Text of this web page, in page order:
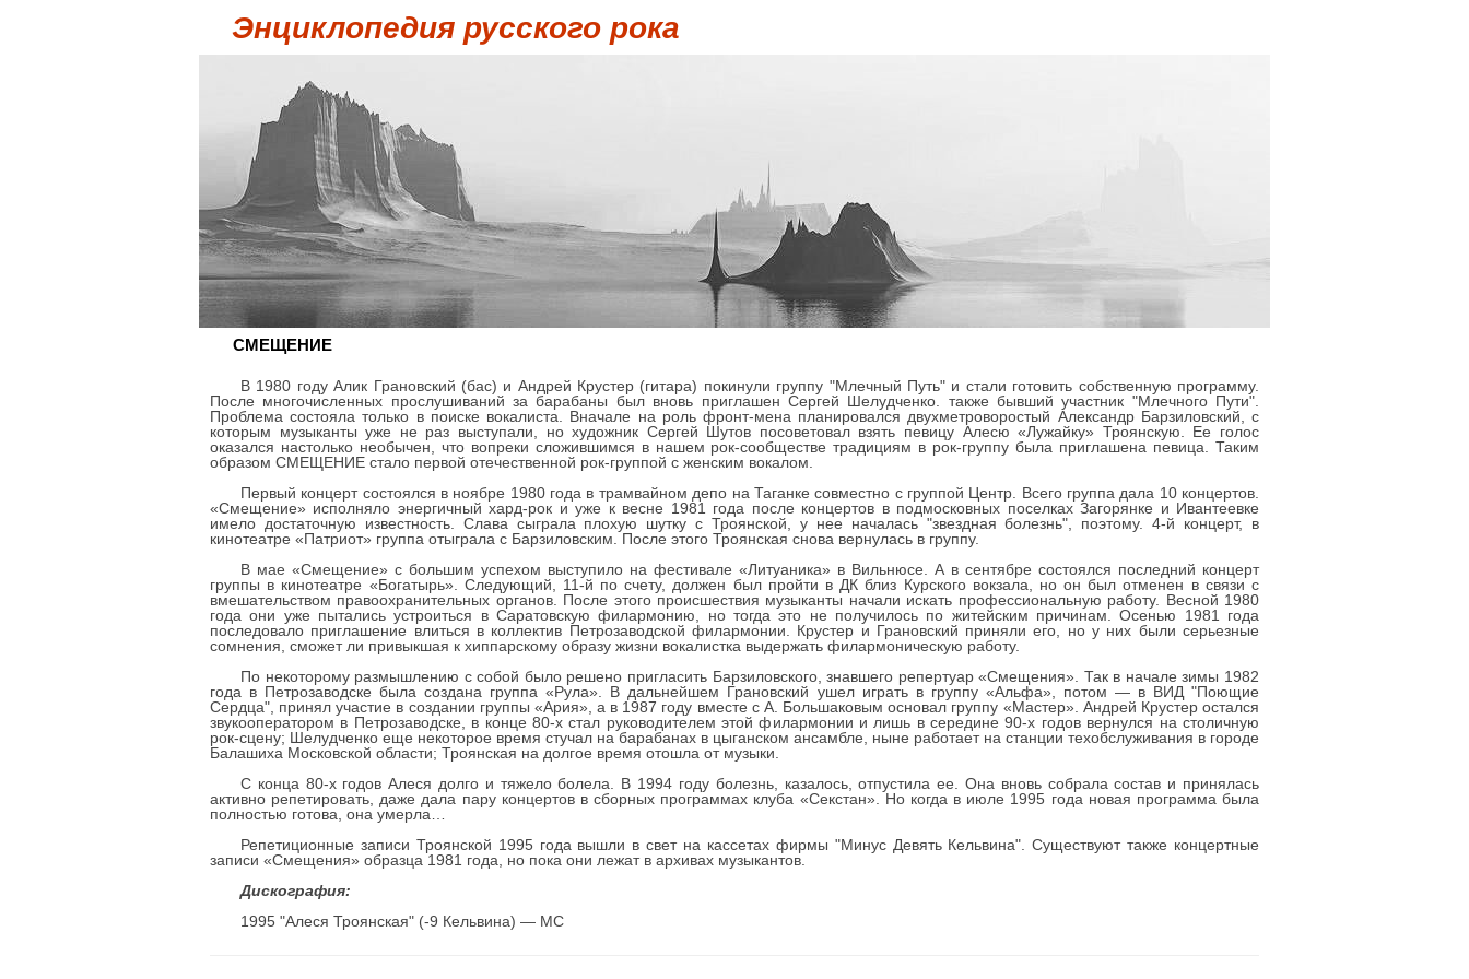
Энциклопедия русского рока
СМЕЩЕНИЕ
В 1980 году Алик Грановский (бас) и Андрей Крустер (гитара) покинули группу "Млечный Путь" и стали готовить собственную программу.
После многочисленных прослушиваний за барабаны был вновь приглашен Сергей Шелудченко. также бывший участник "Млечного Пути".
Проблема состояла только в поиске вокалиста. Вначале на роль фронт-мена планировался двухметроворостый Александр Барзиловский, с
которым музыканты уже не раз выступали, но художник Сергей Шутов посоветовал взять певицу Алесю «Лужайку» Троянскую. Ее голос
оказался настолько необычен, что вопреки сложившимся в нашем рок-сообществе традициям в рок-группу была приглашена певица. Таким
образом СМЕЩЕНИЕ стало первой отечественной рок-группой с женским вокалом.
Первый концерт состоялся в ноябре 1980 года в трамвайном депо на Таганке совместно с группой Центр. Всего группа дала 10 концертов.
«Смещение» исполняло энергичный хард-рок и уже к весне 1981 года после концертов в подмосковных поселках Загорянке и Ивантеевке
имело достаточную известность. Слава сыграла плохую шутку с Троянской, у нее началась "звездная болезнь", поэтому. 4-й концерт, в
кинотеатре «Патриот» группа отыграла с Барзиловским. После этого Троянская снова вернулась в группу.
В мае «Смещение» с большим успехом выступило на фестивале «Литуаника» в Вильнюсе. А в сентябре состоялся последний концерт
группы в кинотеатре «Богатырь». Следующий, 11-й по счету, должен был пройти в ДК близ Курского вокзала, но он был отменен в связи с
вмешательством правоохранительных органов. После этого происшествия музыканты начали искать профессиональную работу. Весной 1980
года они уже пытались устроиться в Саратовскую филармонию, но тогда это не получилось по житейским причинам. Осенью 1981 года
последовало приглашение влиться в коллектив Петрозаводской филармонии. Крустер и Грановский приняли его, но у них были серьезные
сомнения, сможет ли привыкшая к хиппарскому образу жизни вокалистка выдержать филармоническую работу.
По некоторому размышлению с собой было решено пригласить Барзиловского, знавшего репертуар «Смещения». Так в начале зимы 1982
года в Петрозаводске была создана группа «Рула». В дальнейшем Грановский ушел играть в группу «Альфа», потом — в ВИД "Поющие
Сердца", принял участие в создании группы «Ария», а в 1987 году вместе с А. Большаковым основал группу «Мастер». Андрей Крустер остался
звукооператором в Петрозаводске, в конце 80-х стал руководителем этой филармонии и лишь в середине 90-х годов вернулся на столичную
рок-сцену; Шелудченко еще некоторое время стучал на барабанах в цыганском ансамбле, ныне работает на станции техобслуживания в городе
Балашиха Московской области; Троянская на долгое время отошла от музыки.
С конца 80-х годов Алеся долго и тяжело болела. В 1994 году болезнь, казалось, отпустила ее. Она вновь собрала состав и принялась
активно репетировать, даже дала пару концертов в сборных программах клуба «Секстан». Но когда в июле 1995 года новая программа была
полностью готова, она умерла…
Репетиционные записи Троянской 1995 года вышли в свет на кассетах фирмы "Минус Девять Кельвина". Существуют также концертные
записи «Смещения» образца 1981 года, но пока они лежат в архивах музыкантов.
Дискография:
1995 "Алеся Троянская" (-9 Кельвина) — МС